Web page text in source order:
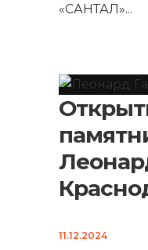
«САНТАЛ»...
11.12.2024